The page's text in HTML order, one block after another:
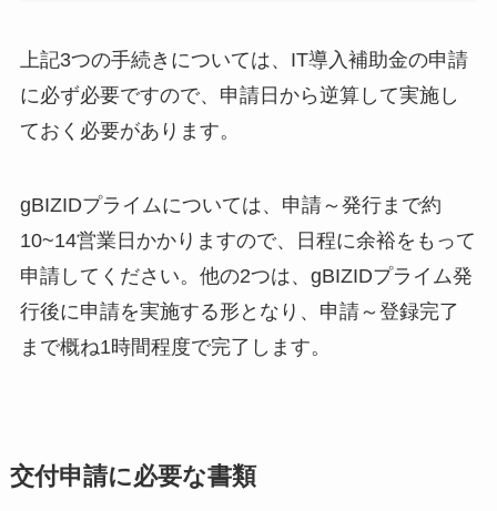
上記3つの手続きについては、IT導入補助金の申請
に必ず必要ですので、申請日から逆算して実施し
ておく必要があります。
gBIZIDプライムについては、申請～発行まで約
10~14営業日かかりますので、日程に余裕をもって
申請してください。他の2つは、gBIZIDプライム発
行後に申請を実施する形となり、申請～登録完了
まで概ね1時間程度で完了します。
交付申請に必要な書類